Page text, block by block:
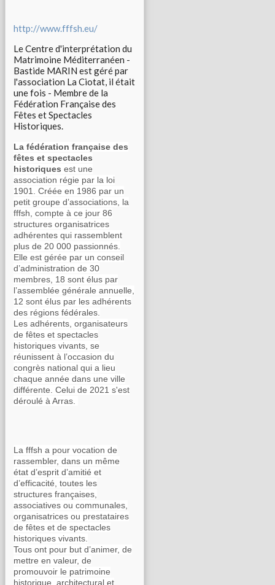
http://www.fffsh.eu/
Le Centre d'interprétation du
Matrimoine Méditerranéen -
Bastide MARIN est géré par
l'association La Ciotat, il était
une fois - Membre de la
Fédération Française des
Fêtes et Spectacles
Historiques.
La fédération française des
fêtes et spectacles
historiques est une
association régie par la loi
1901. Créée en 1986 par un
petit groupe d’associations, la
fffsh, compte à ce jour 86
structures organisatrices
adhérentes qui rassemblent
plus de 20 000 passionnés.
Elle est gérée par un conseil
d’administration de 30
membres, 18 sont élus par
l’assemblée générale annuelle,
12 sont élus par les adhérents
des régions fédérales.
Les adhérents, organisateurs
de fêtes et spectacles
historiques vivants, se
réunissent à l’occasion du
congrès national qui a lieu
chaque année dans une ville
différente. Celui de 2021 s'est
déroulé à Arras.
La fffsh a pour vocation de
rassembler, dans un même
état d’esprit d’amitié et
d’efficacité, toutes les
structures françaises,
associatives ou communales,
organisatrices ou prestataires
de fêtes et de spectacles
historiques vivants.
Tous ont pour but d’animer, de
mettre en valeur, de
promouvoir le patrimoine
historique, architectural et